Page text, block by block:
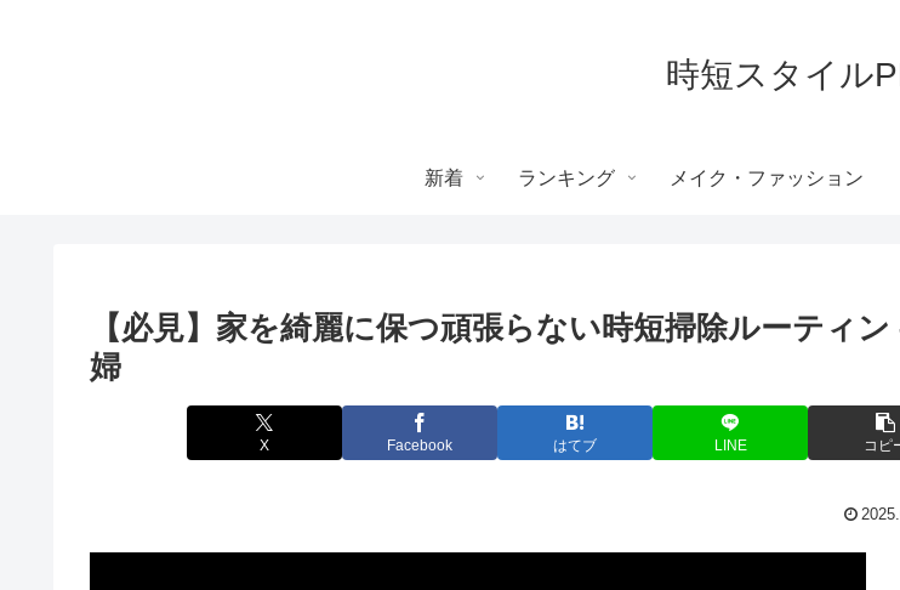
時短スタイル
新着 ランキング メイク・ファッション
【必見】家を綺麗に保つ頑張らない時短掃除ルーティ
婦
X Facebook はてブ LINE コピ